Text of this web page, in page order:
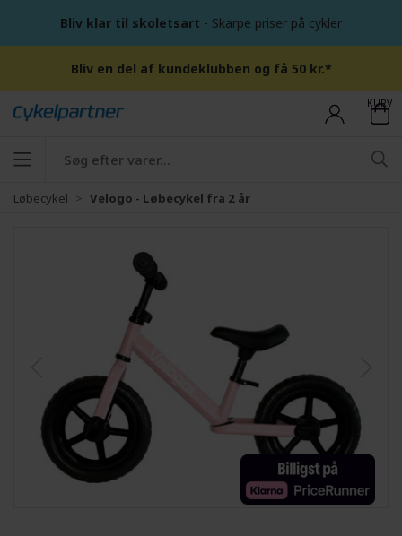
Bliv klar til skoletsart - Skarpe priser på cykler
Bliv en del af kundeklubben og få 50 kr.*
KURV
Løbecykel Velogo - Løbecykel fra 2 år